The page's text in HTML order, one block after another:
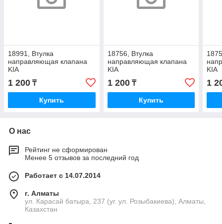
18991, Втулка
направляющая клапана
KIA
1 200 ₸
Купить
18756, Втулка
направляющая клапана
KIA
1 200₸
Купить
KIA
1
О нас
Рейтинг не сформирован
Менее 5 отзывов за последний год
Работает с 14.07.2014
г. Алматы
ул. Карасай батыра, 237 (уг. ул. Розыбакиева), Алматы,
Казахстан